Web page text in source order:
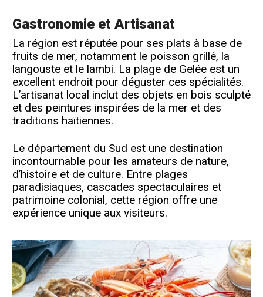
Gastronomie et Artisanat
La région est réputée pour ses plats à base de
fruits de mer, notamment le poisson grillé, la
langouste et le lambi. La plage de Gelée est un
excellent endroit pour déguster ces spécialités.
L’artisanat local inclut des objets en bois sculpté
et des peintures inspirées de la mer et des
traditions haïtiennes.
Le département du Sud est une destination
incontournable pour les amateurs de nature,
d’histoire et de culture. Entre plages
paradisiaques, cascades spectaculaires et
patrimoine colonial, cette région offre une
expérience unique aux visiteurs.